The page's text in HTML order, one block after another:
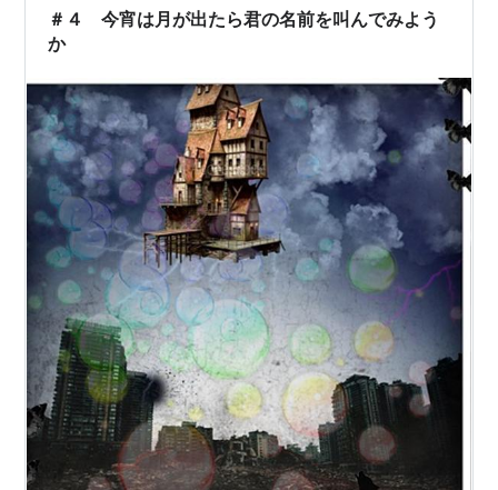
話題もあるアニメなのですね。それは知り…
＃４ 今宵は月が出たら君の名前を叫んでみよう
か